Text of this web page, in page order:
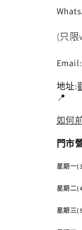
(只
地址:
📍
如何
門市
星期一
星期二
星期三